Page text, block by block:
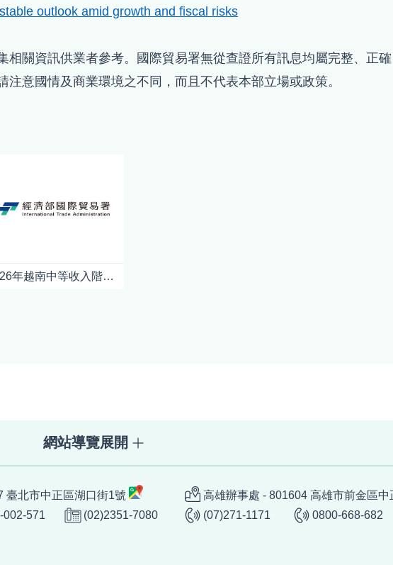
outlook amid growth and fiscal risks
關資訊供業者參考。國際貿易署無從查證所有訊息均屬完整、正確
意國情及商業環境之不同，而且不代表本部立場或政策。
2026年越南中等收入階層及消費情況
網站導覽展開
臺北市中正區湖口街1號
002-571
(02)2351-7080
高雄辦事處 - 801604 高雄市前金區
(07)271-1171
0800-668-682